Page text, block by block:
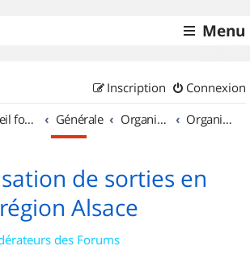
Menu
Connexion
Inscription
Accueil forum Générale Organisation de sorties & Recherche de partenaires Organisation de sorties en région Alsace
de sorties en
région Alsace
des Forums